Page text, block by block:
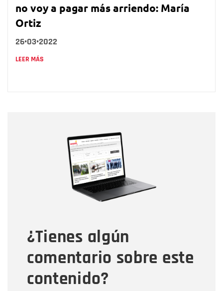
no voy a pagar más arriendo: María
Ortiz
26•03•2022
LEER MÁS
¿Tienes algún
comentario sobre este
contenido?
Correo electrónico
Tipo de comentario
Mensaje